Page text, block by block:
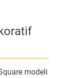
modeli